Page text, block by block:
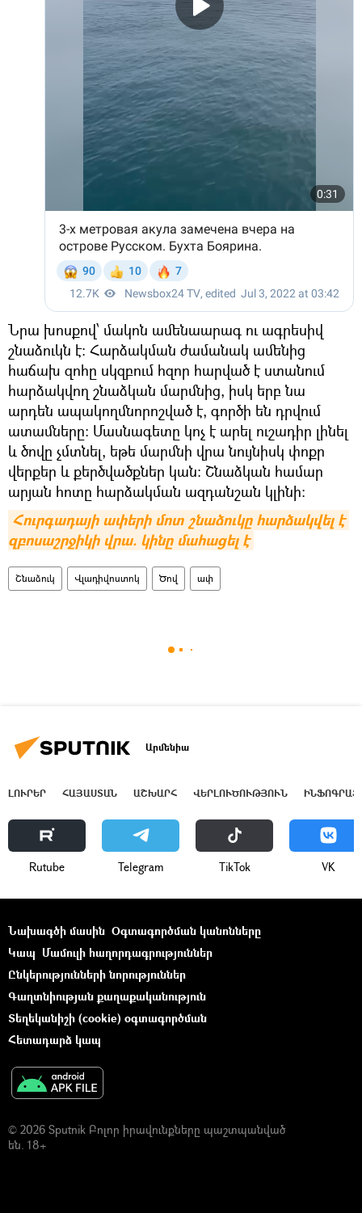
Նրա խոսքով՝ մակոն ամենաարագ ու ագրեսիվ
շնաձուկն է։ Հարձակման ժամանակ ամենից
հաճախ զոհը սկզբում հզոր հարված է ստանում
հարձակվող շնաձկան մարմնից, իսկ երբ նա
արդեն ապակողմնորոշված է, գործի են դրվում
ատամները։ Մասնագետը կոչ է արել ուշադիր լինել
և ծովը չմտնել, եթե մարմնի վրա նույնիսկ փոքր
վերքեր և քերծվածքներ կան: Շնաձկան համար
արյան հոտը հարձակման ազդանշան կլինի։
Հուրգադայի ափերի մոտ շնաձուկը հարձակվել է
զբոսաշրջիկի վրա. կինը մահացել է
Շնաձուկ Վլադիվոստոկ Ծով ափ
Արմենիա
ԼՈՒՐԵՐ ՀԱՅԱՍՏԱՆ ԱՇԽԱՐՀ ՎԵՐԼՈՒԾՈՒԹՅՈՒՆ
Rutube Telegram ТikТоk VK
Նախագծի մասին Օգտագործման կանոնները
Կապ Մամուլի հաղորդագրություններ
Ընկերությունների նորություններ
Գաղտնիության քաղաքականություն
Տեղեկանիշի (cookie) օգտագործման
Հետադարձ կապ
© 2026 Sputnik Բոլոր իրավունքները պաշտպանված
են. 18+